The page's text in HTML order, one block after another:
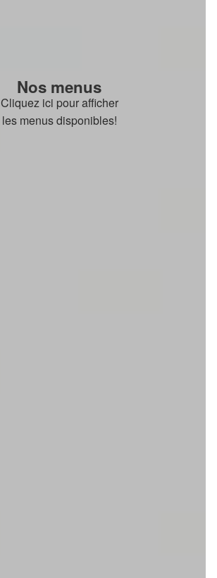
Nos menus
Cliquez ici pour afficher
les menus disponibles!